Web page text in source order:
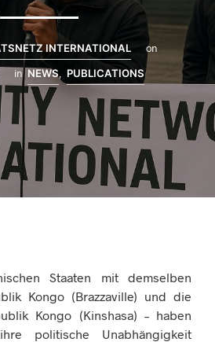
INTERNATIONAL
on
in NEWS PUBLICATIONS
Staaten mit demselben
Kongo (Brazzaville) und die
Kongo (Kinshasa) – haben
politische Unabhängigkeit